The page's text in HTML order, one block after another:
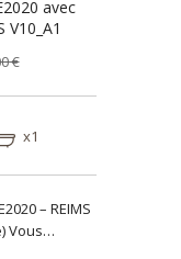
avec
€
x1
– REIMS